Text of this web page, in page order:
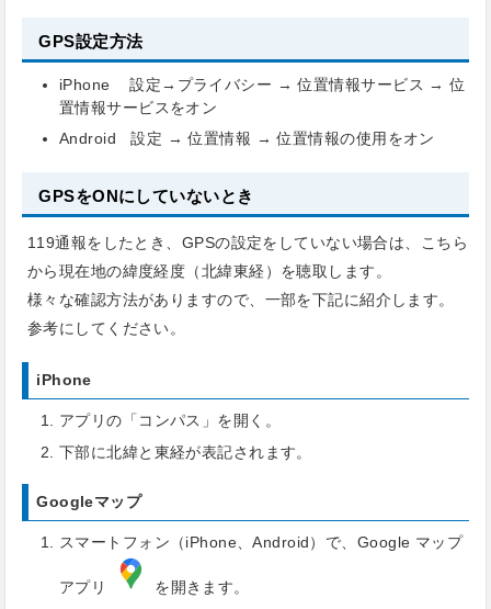
GPS設定方法
iPhone 設定→プライバシー → 位置情報サービス → 位
置情報サービスをオン
Android 設定 → 位置情報 → 位置情報の使用をオン
GPSをONにしていないとき
119通報をしたとき、GPSの設定をしていない場合は、こちら
から現在地の緯度経度（北緯東経）を聴取します。
様々な確認方法がありますので、一部を下記に紹介します。
参考にしてください。
iPhone
アプリの「コンパス」を開く。
下部に北緯と東経が表記されます。
Googleマップ
スマートフォン（iPhone、Android）で、Google マップ
アプリ
を開きます。